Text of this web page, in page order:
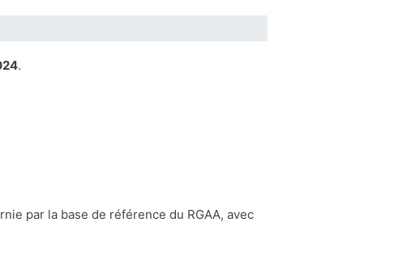
.
par la base de référence du RGAA, avec